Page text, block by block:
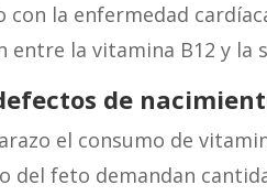
con la enfermedad
entre la vitamina B12 y la
de
el consumo de
del feto demandan